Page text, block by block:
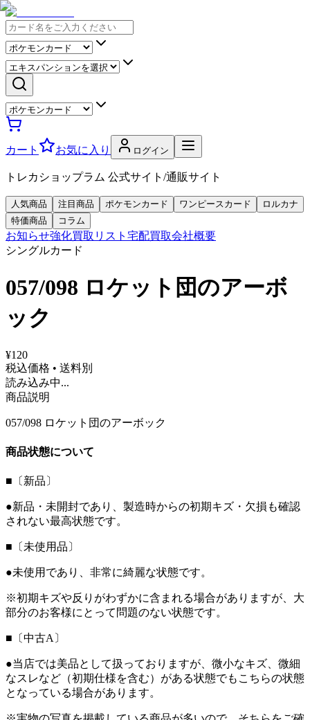
カート お気に入り ログイン
トレカショップラム 公式サイト/通販サイト
人気商品 注目商品 ポケモンカード ワンピースカード
ロルカナ
特価商品
コラム
お知らせ強化買取リスト 宅配買取会社概要
シングルカード
057/098 ロケット団のアーボ
ック
¥120
税込価格 • 送料別
読み込み中...
商品説明
057/098 ロケット団のアーボック
商品状態について
■〔新品〕
●新品・未開封であり、製造時からの初期キズ・欠損も確認
されない最高状態です。
■〔未使用品〕
●未使用であり、非常に綺麗な状態です。
※初期キズや反りがわずかに含まれる場合がありますが、大
部分のお客様にとって問題のない状態です。
■〔中古A〕
●当店では美品として扱っておりますが、微小なキズ、微細
なスレなど（初期仕様を含む）がある状態でもこちらの状態
となっている場合があります。